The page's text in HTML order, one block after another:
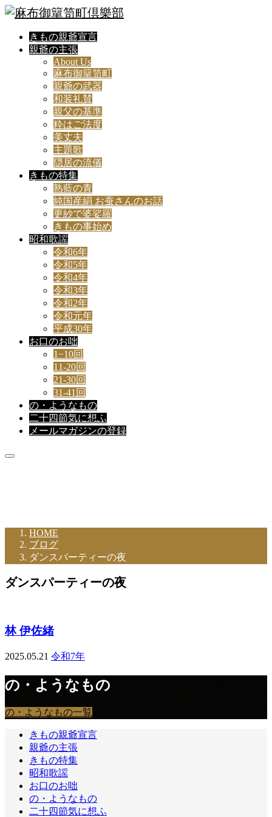
きもの親爺宣言
親爺の主張
About Us
麻布御簞笥町
親爺の武器
和装礼賛
親父の基準
粋はご法度
美丈夫
主題歌
隠居の流儀
きもの特集
熟藍の青
純国産絹 お蚕さんのお話
更紗で婆娑羅
きもの事始め
昭和歌謡
令和6年
令和5年
令和4年
令和3年
令和2年
令和元年
平成30年
お口のお咄
1−10回
11-20回
21-30回
31-41回
の・ようなもの
二十四節気に想ふ
メールマガジンの登録
HOME
ブログ
ダンスパーティーの夜
ダンスパーティーの夜
林 伊佐緒
2025.05.21 令和7年
の・ようなもの
の・ようなもの一覧
きもの親爺宣言
親爺の主張
きもの特集
昭和歌謡
お口のお咄
の・ようなもの
二十四節気に想ふ